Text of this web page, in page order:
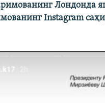
Лондонда
Instagram